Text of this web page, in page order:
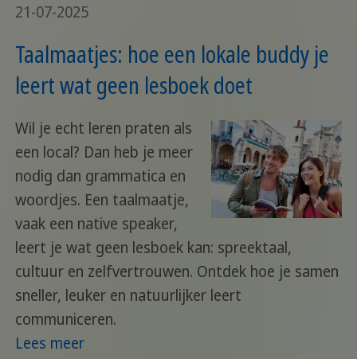
21-07-2025
Taalmaatjes: hoe een lokale buddy je
leert wat geen lesboek doet
Wil je echt leren praten als
een local? Dan heb je meer
nodig dan grammatica en
woordjes. Een taalmaatje,
vaak een native speaker,
leert je wat geen lesboek kan: spreektaal,
cultuur en zelfvertrouwen. Ontdek hoe je samen
sneller, leuker en natuurlijker leert
communiceren.
Lees meer